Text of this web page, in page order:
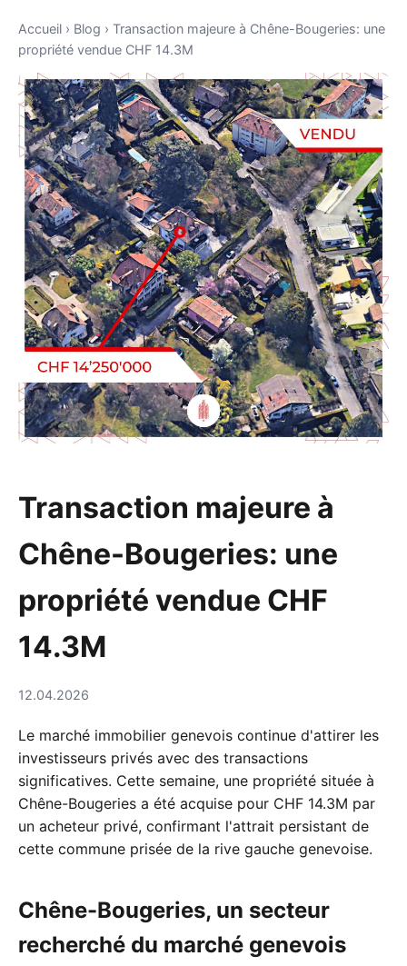
Accueil › Blog › Transaction majeure à Chêne-Bougeries: une
propriété vendue CHF 14.3M
Transaction majeure à
Chêne-Bougeries: une
propriété vendue CHF
14.3M
12.04.2026
Le marché immobilier genevois continue d'attirer les
investisseurs privés avec des transactions
significatives. Cette semaine, une propriété située à
Chêne-Bougeries a été acquise pour CHF 14.3M par
un acheteur privé, confirmant l'attrait persistant de
cette commune prisée de la rive gauche genevoise.
Chêne-Bougeries, un secteur
recherché du marché genevois